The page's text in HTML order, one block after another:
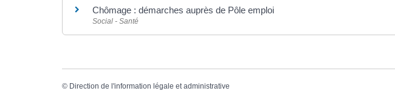
Chômage : démarches auprès de Pôle emploi
Social - Santé
© Direction de l'information légale et administrative